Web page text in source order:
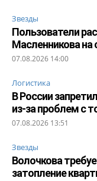
Звезды
Пользователи
Масленникова на
07.08.2026 14:00
Логистика
В России
из-за проблем с
07.08.2026 13:51
Звезды
Волочкова
затопление